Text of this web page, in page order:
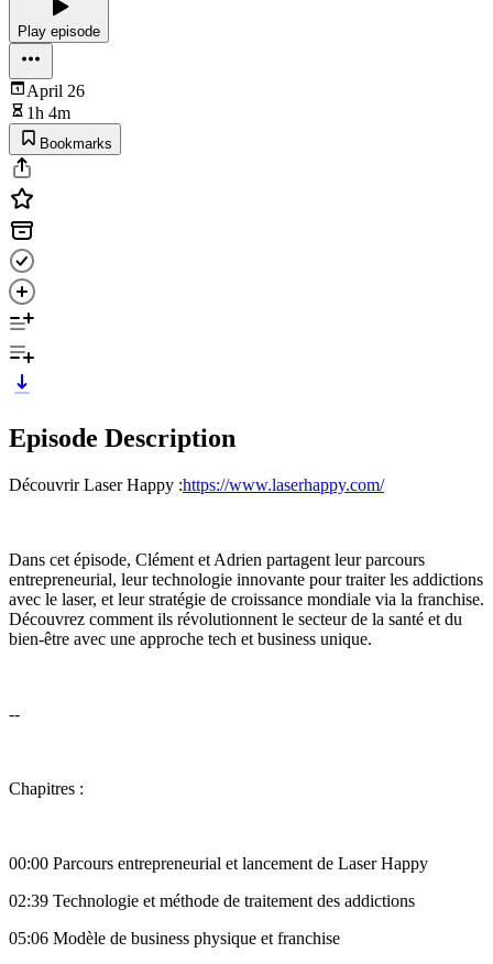
Play episode
April 26
1h 4m
Bookmarks
Episode Description
Découvrir Laser Happy :https://www.laserhappy.com/
Dans cet épisode, Clément et Adrien partagent leur parcours
entrepreneurial, leur technologie innovante pour traiter les addictions
avec le laser, et leur stratégie de croissance mondiale via la franchise.
Découvrez comment ils révolutionnent le secteur de la santé et du
bien-être avec une approche tech et business unique.
--
Chapitres :
00:00 Parcours entrepreneurial et lancement de Laser Happy
02:39 Technologie et méthode de traitement des addictions
05:06 Modèle de business physique et franchise